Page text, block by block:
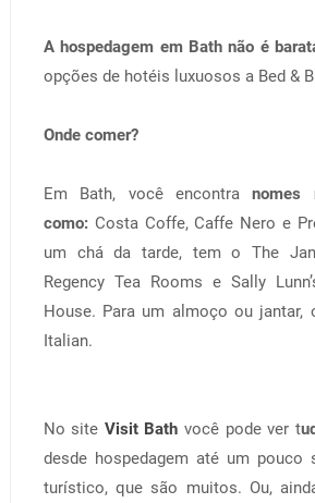
A hospedagem em Bath não é
opções de hotéis luxuosos a Bed &
Onde comer?
Em Bath, você encontra nomes
como:Costa Coffe, Caffe Nero e
um chá da tarde, tem o The
Regency Tea Rooms e Sally
House. Para um almoço ou jantar,
Italian.
No site Visit Bath você pode ver t
desde hospedagem até um pouco
turístico, que são muitos. Ou,